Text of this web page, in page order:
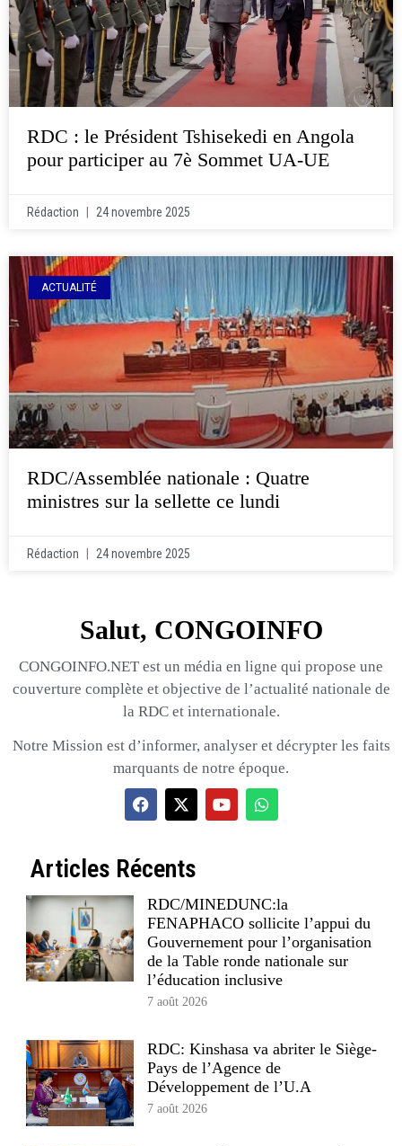
RDC : le Président Tshisekedi en Angola
pour participer au 7è Sommet UA-UE
Rédaction 24 novembre 2025
ACTUALITÉ
RDC/Assemblée nationale : Quatre
ministres sur la sellette ce lundi
Rédaction 24 novembre 2025
Salut, CONGOINFO
CONGOINFO.NET est un média en ligne qui propose une
couverture complète et objective de l’actualité nationale de
la RDC et internationale.
Notre Mission est d’informer, analyser et décrypter les faits
marquants de notre époque.
Articles Récents
RDC/MINEDUNC:la
FENAPHACO sollicite l’appui du
Gouvernement pour l’organisation
de la Table ronde nationale sur
l’éducation inclusive
7 août 2026
RDC: Kinshasa va abriter le Siège-
Pays de l’Agence de
Développement de l’U.A
7 août 2026